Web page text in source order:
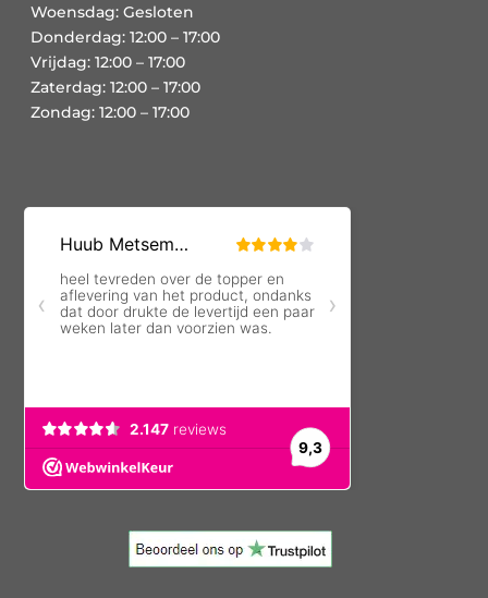
Woensdag: Gesloten
Donderdag: 12:00 – 17:00
Vrijdag: 12:00 – 17:00
Zaterdag: 12:00 – 17:00
Zondag: 12:00 – 17:00